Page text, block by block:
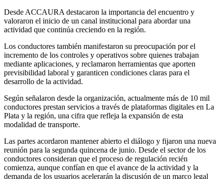
Desde ACCAURA destacaron la importancia del encuentro y
valoraron el inicio de un canal institucional para abordar una
actividad que continúa creciendo en la región.
Los conductores también manifestaron su preocupación por el
incremento de los controles y operativos sobre quienes trabajan
mediante aplicaciones, y reclamaron herramientas que aporten
previsibilidad laboral y garanticen condiciones claras para el
desarrollo de la actividad.
Según señalaron desde la organización, actualmente más de 10 mil
conductores prestan servicios a través de plataformas digitales en La
Plata y la región, una cifra que refleja la expansión de esta
modalidad de transporte.
Las partes acordaron mantener abierto el diálogo y fijaron una nueva
reunión para la segunda quincena de junio. Desde el sector de los
conductores consideran que el proceso de regulación recién
comienza, aunque confían en que el avance de la actividad y la
demanda de los usuarios acelerarán la discusión de un marco legal